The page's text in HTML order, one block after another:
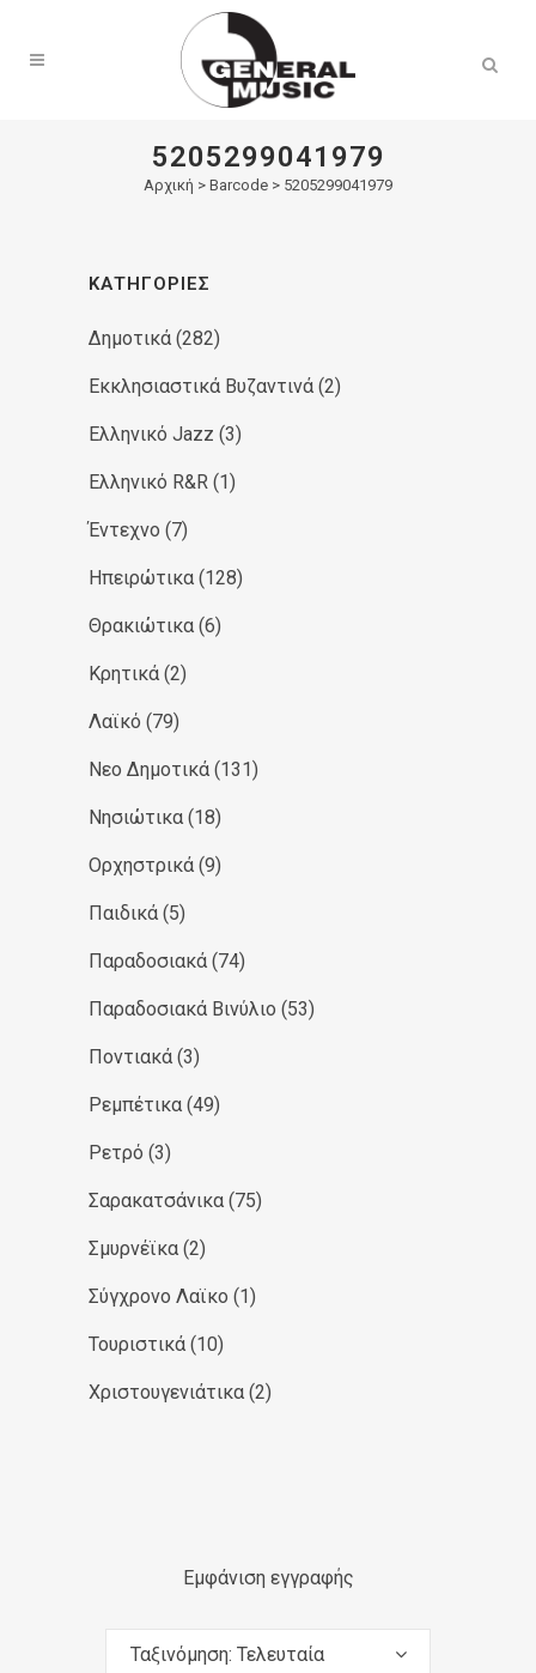
5205299041979
Αρχική > Barcode > 5205299041979
ΚΑΤΗΓΟΡΊΕΣ
Δημοτικά (282)
Εκκλησιαστικά Βυζαντινά (2)
Ελληνικό Jazz (3)
Ελληνικό R&R (1)
Έντεχνο (7)
Ηπειρώτικα (128)
Θρακιώτικα (6)
Κρητικά (2)
Λαϊκό (79)
Νεο Δημοτικά (131)
Νησιώτικα (18)
Ορχηστρικά (9)
Παιδικά (5)
Παραδοσιακά (74)
Παραδοσιακά Βινύλιο (53)
Ποντιακά (3)
Ρεμπέτικα (49)
Ρετρό (3)
Σαρακατσάνικα (75)
Σμυρνέϊκα (2)
Σύγχρονο Λαϊκο (1)
Τουριστικά (10)
Χριστουγενιάτικα (2)
Εμφάνιση εγγραφής
Ταξινόμηση: Τελευταία